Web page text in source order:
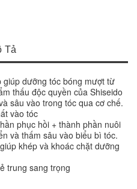
Tả
giúp dưỡng tóc bóng mượt từ
thấu độc quyền của Shiseido
sâu vào trong tóc qua cơ chế.
vào tóc
phục hồi + thành phần nuôi
và thấm sâu vào biểu bì tóc.
khép và khoác chặt dưỡng
trung sang trọng